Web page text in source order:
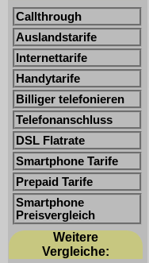
Callthrough
Auslandstarife
Internettarife
Handytarife
Billiger telefonieren
Telefonanschluss
DSL Flatrate
Smartphone Tarife
Prepaid Tarife
Smartphone
Preisvergleich
Weitere
Vergleiche: